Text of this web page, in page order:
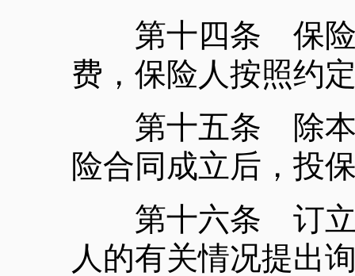
第十四条 保险合
费，保险人按照约
第十五条 除本法
险合同成立后，投
第十六条 订立保
人的有关情况提出